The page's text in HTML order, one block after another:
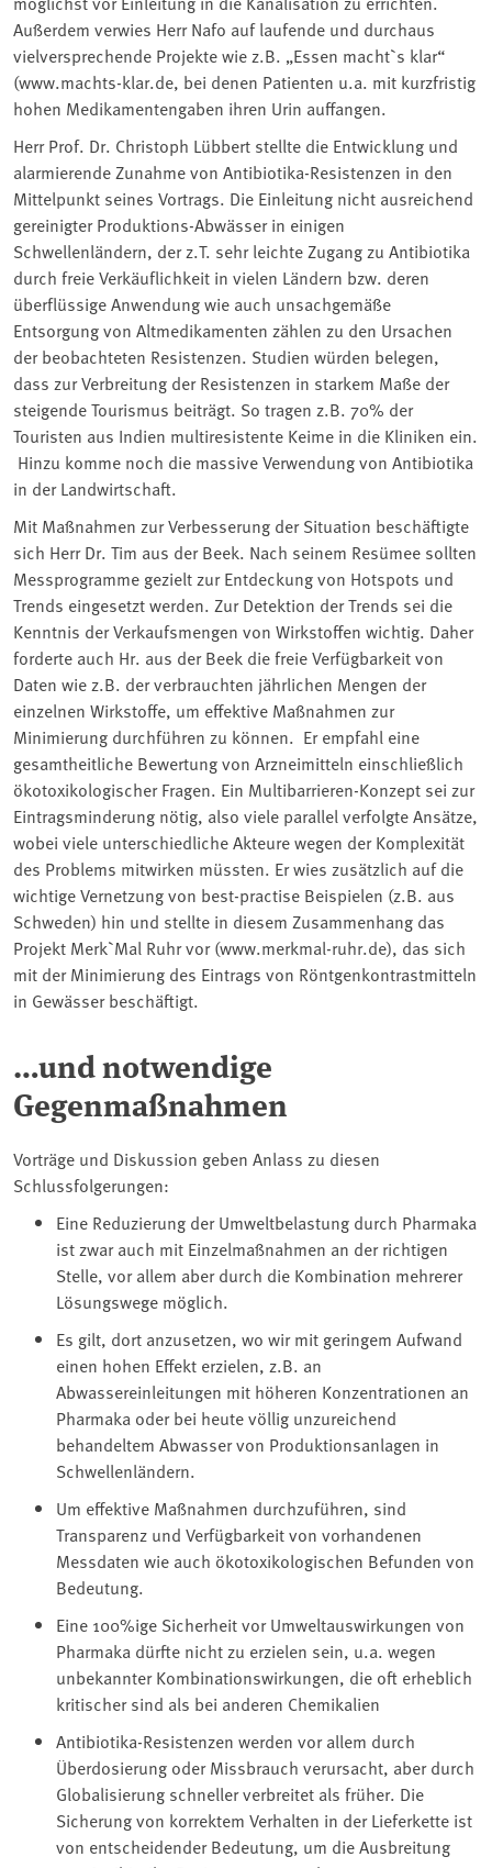
Außerdem verwies Herr Nafo auf laufende und durchaus
vielversprechende Projekte wie z.B. „Essen macht`s klar“
(www.machts-klar.de, bei denen Patienten u.a. mit kurzfristig
hohen Medikamentengaben ihren Urin auffangen.
Herr Prof. Dr. Christoph Lübbert stellte die Entwicklung und
alarmierende Zunahme von Antibiotika-Resistenzen in den
Mittelpunkt seines Vortrags. Die Einleitung nicht ausreichend
gereinigter Produktions-Abwässer in einigen
Schwellenländern, der z.T. sehr leichte Zugang zu Antibiotika
durch freie Verkäuflichkeit in vielen Ländern bzw. deren
überflüssige Anwendung wie auch unsachgemäße
Entsorgung von Altmedikamenten zählen zu den Ursachen
der beobachteten Resistenzen. Studien würden belegen,
dass zur Verbreitung der Resistenzen in starkem Maße der
steigende Tourismus beiträgt. So tragen z.B. 70% der
Touristen aus Indien multiresistente Keime in die Kliniken ein.
Hinzu komme noch die massive Verwendung von Antibiotika
in der Landwirtschaft.
Mit Maßnahmen zur Verbesserung der Situation beschäftigte
sich Herr Dr. Tim aus der Beek. Nach seinem Resümee sollten
Messprogramme gezielt zur Entdeckung von Hotspots und
Trends eingesetzt werden. Zur Detektion der Trends sei die
Kenntnis der Verkaufsmengen von Wirkstoffen wichtig. Daher
forderte auch Hr. aus der Beek die freie Verfügbarkeit von
Daten wie z.B. der verbrauchten jährlichen Mengen der
einzelnen Wirkstoffe, um effektive Maßnahmen zur
Minimierung durchführen zu können. Er empfahl eine
gesamtheitliche Bewertung von Arzneimitteln einschließlich
ökotoxikologischer Fragen. Ein Multibarrieren-Konzept sei zur
Eintragsminderung nötig, also viele parallel verfolgte Ansätze,
wobei viele unterschiedliche Akteure wegen der Komplexität
des Problems mitwirken müssten. Er wies zusätzlich auf die
wichtige Vernetzung von best-practise Beispielen (z.B. aus
Schweden) hin und stellte in diesem Zusammenhang das
Projekt Merk`Mal Ruhr vor (www.merkmal-ruhr.de), das sich
mit der Minimierung des Eintrags von Röntgenkontrastmitteln
in Gewässer beschäftigt.
…und notwendige
Gegenmaßnahmen
Vorträge und Diskussion geben Anlass zu diesen
Schlussfolgerungen:
Eine Reduzierung der Umweltbelastung durch Pharmaka
ist zwar auch mit Einzelmaßnahmen an der richtigen
Stelle, vor allem aber durch die Kombination mehrerer
Lösungswege möglich.
Es gilt, dort anzusetzen, wo wir mit geringem Aufwand
einen hohen Effekt erzielen, z.B. an
Abwassereinleitungen mit höheren Konzentrationen an
Pharmaka oder bei heute völlig unzureichend
behandeltem Abwasser von Produktionsanlagen in
Schwellenländern.
Um effektive Maßnahmen durchzuführen, sind
Transparenz und Verfügbarkeit von vorhandenen
Messdaten wie auch ökotoxikologischen Befunden von
Bedeutung.
Eine 100%ige Sicherheit vor Umweltauswirkungen von
Pharmaka dürfte nicht zu erzielen sein, u.a. wegen
unbekannter Kombinationswirkungen, die oft erheblich
kritischer sind als bei anderen Chemikalien
Antibiotika-Resistenzen werden vor allem durch
Überdosierung oder Missbrauch verursacht, aber durch
Globalisierung schneller verbreitet als früher. Die
Sicherung von korrektem Verhalten in der Lieferkette ist
von entscheidender Bedeutung, um die Ausbreitung